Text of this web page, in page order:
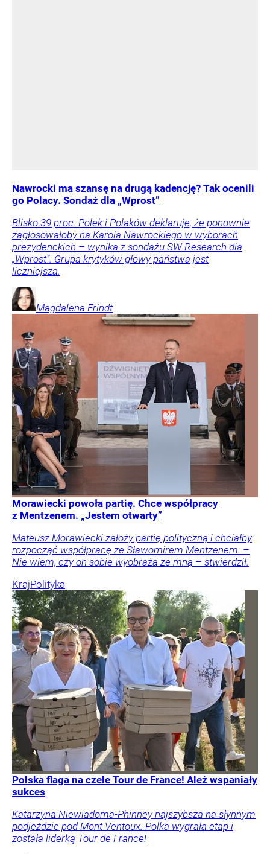
Nawrocki ma szansę na drugą kadencję? Tak ocenili
go Polacy. Sondaż dla „Wprost”
Blisko 39 proc. Polek i Polaków deklaruje, że ponownie
zagłosowałoby na Karola Nawrockiego w wyborach
prezydenckich – wynika z sondażu SW Research dla
„Wprost”. Grupa krytyków głowy państwa jest
liczniejsza.
Magdalena Frindt
Morawiecki powoła partię. Chce współpracy
z Mentzenem. „Jestem otwarty”
Mateusz Morawiecki założy partię polityczną i chciałby
rozpocząć współpracę ze Sławomirem Mentzenem. –
Nie wiem, czy on sobie wyobraża ze mną – stwierdził.
KrajPolityka
Polska flaga na czele Tour de France! Ależ wspaniały
sukces
Katarzyna Niewiadoma-Phinney najszybsza na słynnym
podjeździe pod Mont Ventoux. Polka wygrała etap i
została liderką Tour de France!